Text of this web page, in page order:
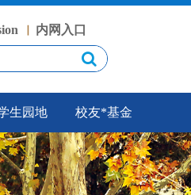
内网入口
生园地 校友*基金